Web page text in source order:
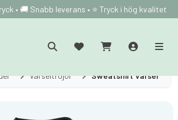
• 🚚 Snabb leverans • ⭐ Tryck i hög kvalitet
Varseltröjor Sweatshirt Varsel